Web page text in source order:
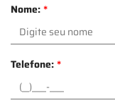
Nome:*
Telefone:*